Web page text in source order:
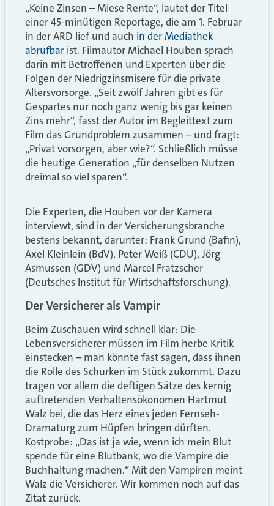
„Keine Zinsen – Miese Rente“, lautet der Titel
einer 45-minütigen Reportage, die am 1. Februar
in der ARD lief und auch in der Mediathek
abrufbar ist. Filmautor Michael Houben sprach
darin mit Betroffenen und Experten über die
Folgen der Niedrigzinsmisere für die private
Altersvorsorge. „Seit zwölf Jahren gibt es für
Gespartes nur noch ganz wenig bis gar keinen
Zins mehr“, fasst der Autor im Begleittext zum
Film das Grundproblem zusammen – und fragt:
„Privat vorsorgen, aber wie?“. Schließlich müsse
die heutige Generation „für denselben Nutzen
dreimal so viel sparen“.
Die Experten, die Houben vor der Kamera
interviewt, sind in der Versicherungsbranche
bestens bekannt, darunter: Frank Grund (Bafin),
Axel Kleinlein (BdV), Peter Weiß (CDU), Jörg
Asmussen (GDV) und Marcel Fratzscher
(Deutsches Institut für Wirtschaftsforschung).
Der Versicherer als Vampir
Beim Zuschauen wird schnell klar: Die
Lebensversicherer müssen im Film herbe Kritik
einstecken – man könnte fast sagen, dass ihnen
die Rolle des Schurken im Stück zukommt. Dazu
tragen vor allem die deftigen Sätze des kernig
auftretenden Verhaltensökonomen Hartmut
Walz bei, die das Herz eines jeden Fernseh-
Dramaturg zum Hüpfen bringen dürften.
Kostprobe: „Das ist ja wie, wenn ich mein Blut
spende für eine Blutbank, wo die Vampire die
Buchhaltung machen.“ Mit den Vampiren meint
Walz die Versicherer. Wir kommen noch auf das
Zitat zurück.